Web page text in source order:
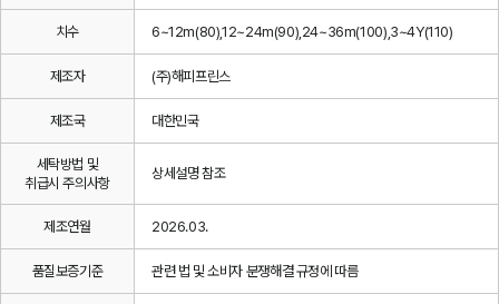
치수 6~12m(80),12~24m(90),24~36m(100),3~4Y(110)
제조자 (주)해피프린스
제조국 대한민국
세탁방법 및
취급시 주의사항
상세설명 참조
제조연월 2026.03.
품질보증기준 관련 법 및 소비자 분쟁해결 규정에 따름